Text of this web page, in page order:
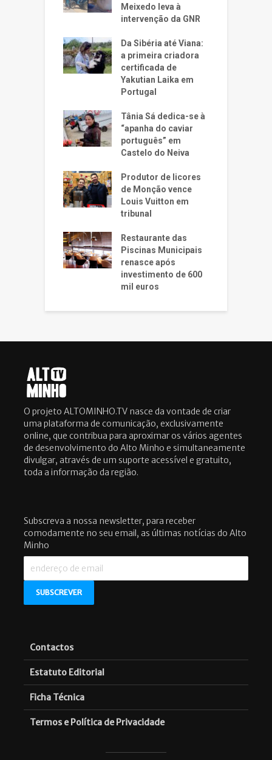
Meixedo leva à
intervenção da GNR
Da Sibéria até Viana:
a primeira criadora
certificada de
Yakutian Laika em
Portugal
Tânia Sá dedica-se à
“apanha do caviar
português” em
Castelo do Neiva
Produtor de licores
de Monção vence
Louis Vuitton em
tribunal
Restaurante das
Piscinas Municipais
renasce após
investimento de 600
mil euros
O projeto ALTOMINHO.TV nasce da vontade de criar
uma plataforma de comunicação, exclusivamente
online, que contribua para aproximar os vários agentes
de desenvolvimento do Alto Minho e simultaneamente
divulgar, através de um suporte acessível e gratuito,
toda a informação da região.
Subscreva a nossa newsletter, para receber
comodamente no seu email, as últimas notícias do Alto
Minho
Contactos
Estatuto Editorial
Ficha Técnica
Termos e Política de Privacidade